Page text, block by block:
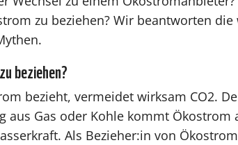
zu beziehen? Wir beantworten
beziehen?
bezieht, vermeidet wirksam CO2.
aus Gas oder Kohle kommt Ökostrom
Als Bezieher:in von